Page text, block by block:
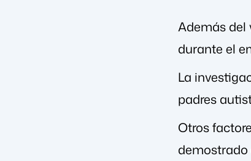
Además
durante el
La
padres
Otros
demostrado